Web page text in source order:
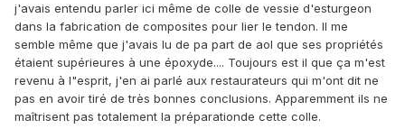
j'avais entendu parler ici même de colle de vessie d'esturgeon
dans la fabrication de composites pour lier le tendon. Il me
semble même que j'avais lu de pa part de aol que ses propriétés
étaient supérieures à une époxyde.... Toujours est il que ça m'est
revenu à l"esprit, j'en ai parlé aux restaurateurs qui m'ont dit ne
pas en avoir tiré de très bonnes conclusions. Apparemment ils ne
maîtrisent pas totalement la préparationde cette colle.